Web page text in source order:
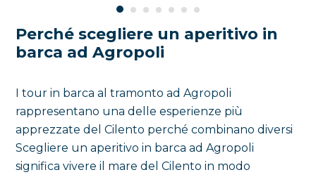
Perché scegliere un aperitivo in
barca ad Agropoli
I tour in barca al tramonto ad Agropoli
rappresentano una delle esperienze più
apprezzate del Cilento perché combinano diversi
Scegliere un aperitivo in barca ad Agropoli
significa vivere il mare del Cilento in modo